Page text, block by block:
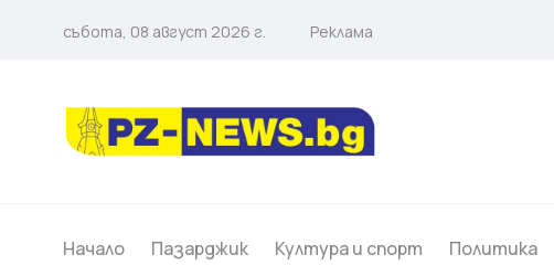
събота, 08 август 2026 г. Реклама
Начало Пазарджик Култура и спорт Политика